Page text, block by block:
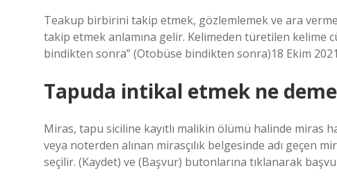
Teakup birbirini takip etmek, gözlemlemek ve ara
takip etmek anlamına gelir. Kelimeden türetilen kelime
bindikten sonra” (Otobüse bindikten sonra)18 Ekim 2021
Tapuda intikal etmek ne
Miras, tapu siciline kayıtlı malikin ölümü halinde miras
veya noterden alınan mirasçılık belgesinde adı geçen
seçilir. (Kaydet) ve (Başvur) butonlarına tıklanarak